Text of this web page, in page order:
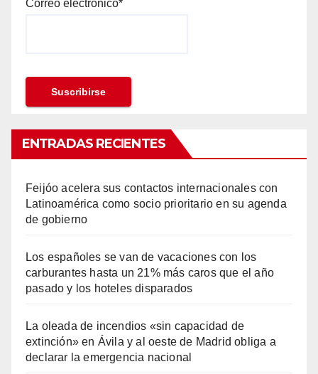
Correo electrónico*
ENTRADAS RECIENTES
Feijóo acelera sus contactos internacionales con
Latinoamérica como socio prioritario en su agenda
de gobierno
Los españoles se van de vacaciones con los
carburantes hasta un 21% más caros que el año
pasado y los hoteles disparados
La oleada de incendios «sin capacidad de
extinción» en Ávila y al oeste de Madrid obliga a
declarar la emergencia nacional